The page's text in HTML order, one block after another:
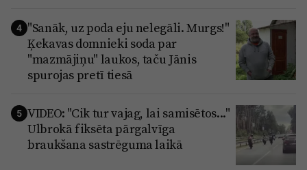
4 "Sanāk, uz poda eju nelegāli. Murgs!"
Ķekavas domnieki soda par
"mazmājiņu" laukos, taču Jānis
spurojas pretī tiesā
5 VIDEO: "Cik tur vajag, lai samisētos..."
Ulbrokā fiksēta pārgalvīga
braukšana sastrēguma laikā